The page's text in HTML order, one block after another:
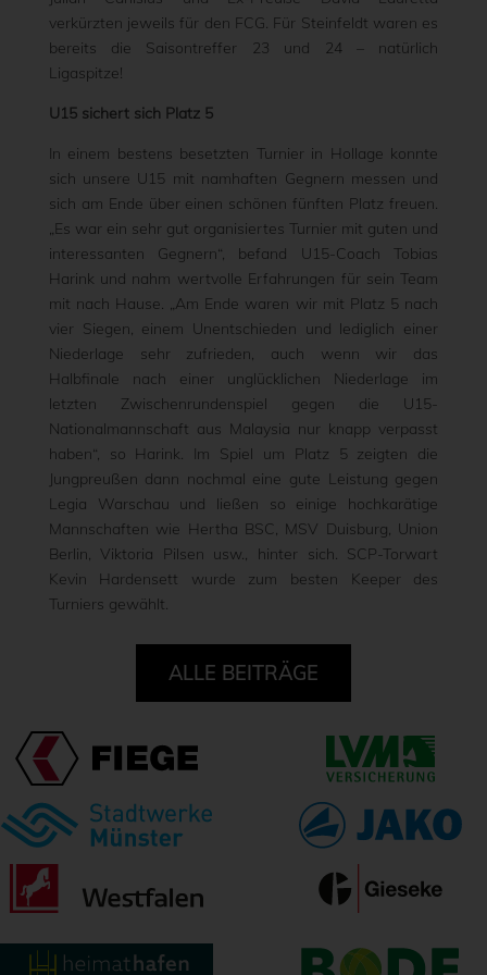
verkürzten jeweils für den FCG. Für Steinfeldt waren es
bereits die Saisontreffer 23 und 24 – natürlich
Ligaspitze!
U15 sichert sich Platz 5
In einem bestens besetzten Turnier in Hollage konnte
sich unsere U15 mit namhaften Gegnern messen und
sich am Ende über einen schönen fünften Platz freuen.
„Es war ein sehr gut organisiertes Turnier mit guten und
interessanten Gegnern“, befand U15-Coach Tobias
Harink und nahm wertvolle Erfahrungen für sein Team
mit nach Hause. „Am Ende waren wir mit Platz 5 nach
vier Siegen, einem Unentschieden und lediglich einer
Niederlage sehr zufrieden, auch wenn wir das
Halbfinale nach einer unglücklichen Niederlage im
letzten Zwischenrundenspiel gegen die U15-
Nationalmannschaft aus Malaysia nur knapp verpasst
haben“, so Harink. Im Spiel um Platz 5 zeigten die
Jungpreußen dann nochmal eine gute Leistung gegen
Legia Warschau und ließen so einige hochkarätige
Mannschaften wie Hertha BSC, MSV Duisburg, Union
Berlin, Viktoria Pilsen usw., hinter sich. SCP-Torwart
Kevin Hardensett wurde zum besten Keeper des
Turniers gewählt.
ALLE BEITRÄGE